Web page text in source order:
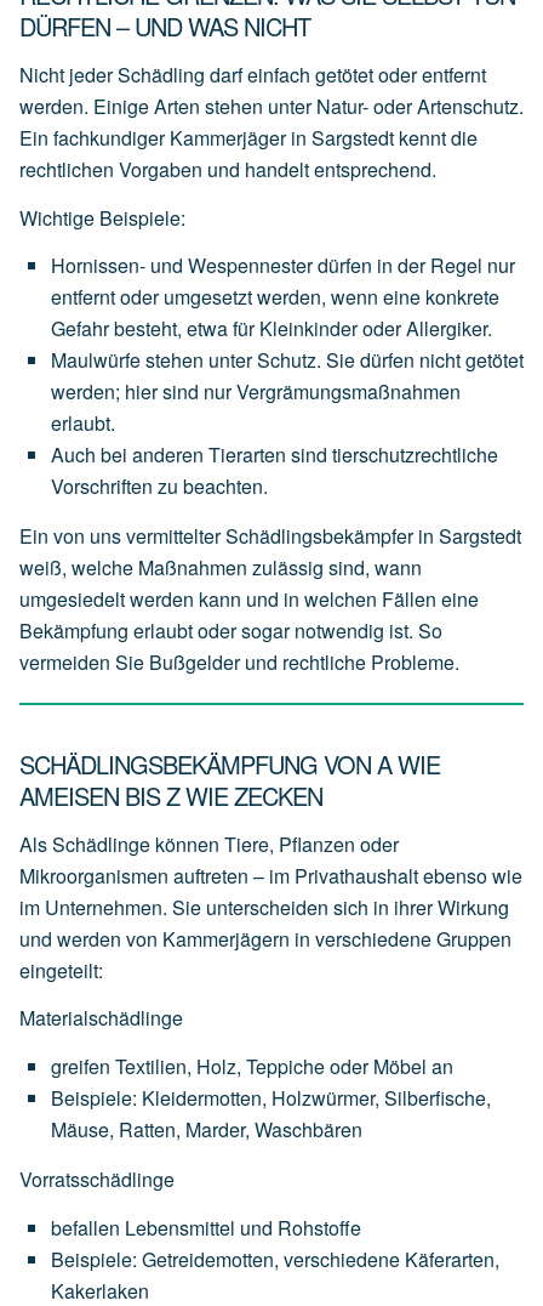
DÜRFEN – UND WAS NICHT
Nicht jeder Schädling darf einfach getötet oder entfernt
werden. Einige Arten stehen unter Natur- oder Artenschutz.
Ein fachkundiger Kammerjäger in Sargstedt kennt die
rechtlichen Vorgaben und handelt entsprechend.
Wichtige Beispiele:
Hornissen- und Wespennesterdürfen in der Regel nur
entferntoder umgesetztwerden, wenn eine konkrete
Gefahrbesteht, etwafür KleinkinderoderAllergiker.
Maulwürfestehen unterSchutz. Siedürfen nichtgetötet
werden; hiersind nurVergrämungsmaßnahmen
erlaubt.
Auch bei anderen Tierarten sind tierschutzrechtliche
Vorschriften zu beachten.
Ein von uns vermittelter Schädlingsbekämpfer in Sargstedt
weiß, welche Maßnahmen zulässig sind, wann
umgesiedelt werden kann und in welchen Fällen eine
Bekämpfung erlaubt oder sogar notwendig ist. So
vermeiden Sie Bußgelder und rechtliche Probleme.
SCHÄDLINGSBEKÄMPFUNG VON A WIE
AMEISEN BIS Z WIE ZECKEN
Als Schädlinge können Tiere, Pflanzen oder
Mikroorganismen auftreten – im Privathaushalt ebenso wie
im Unternehmen. Sie unterscheiden sich in ihrer Wirkung
und werden von Kammerjägern in verschiedene Gruppen
eingeteilt:
Materialschädlinge
greifen Textilien, Holz, Teppicheoder Möbel an
Beispiele: Kleidermotten, Holzwürmer, Silberfische,
Mäuse, Ratten, Marder, Waschbären
Vorratsschädlinge
befallen Lebensmittel und Rohstoffe
Beispiele: Getreidemotten, verschiedene Käferarten,
Kakerlaken